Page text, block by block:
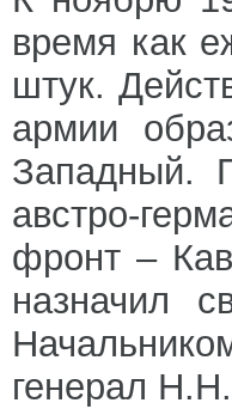
время как
штук.
армии
Западный.
австро-
фронт –
назначил
генерал